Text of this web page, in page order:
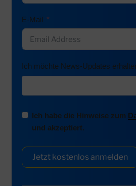
E-Mail
Ich möchte News-Updates
Ich habe die Hinweise zum
und akzeptiert.
Jetzt kostenlos anmelden